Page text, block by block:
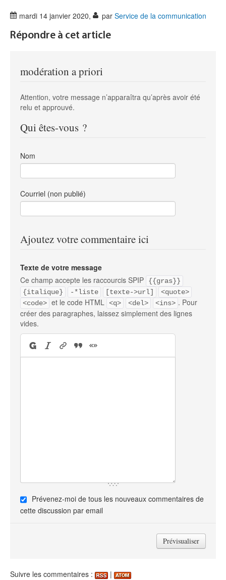
mardi 14 janvier 2020, par Service de la communication
Répondre à cet article
modération a priori
Attention, votre message n’apparaîtra qu’après avoir été
relu et approuvé.
Qui êtes-vous ?
Nom
Courriel (non publié)
Ajoutez votre commentaire ici
Texte de votre message
Ce champ accepte les raccourcis SPIP
{{gras}}
{italique}
-*liste [texte->url]
<quote>
<code> et le code HTML <q> <del> <ins> . Pour
créer des paragraphes, laissez simplement des lignes
vides.
Prévenez-moi de tous les nouveaux commentaires de
cette discussion par email
Suivre les commentaires : |